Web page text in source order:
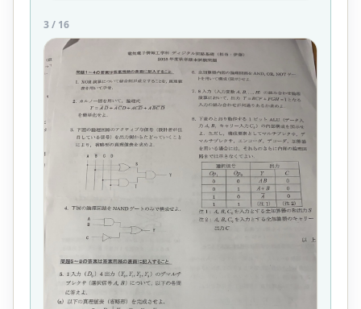
3/ 16